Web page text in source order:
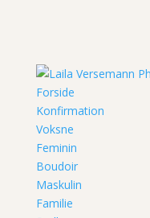
Forside
Konfirmation
Voksne
Feminin
Boudoir
Maskulin
Familie